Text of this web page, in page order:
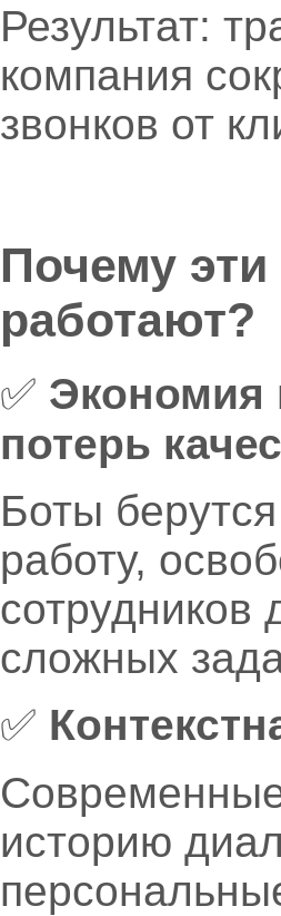
Результат:
компания
звонков от
Почему
работают?
✅ Экономия
потерь
Боты
работу,
сложных
✅
историю